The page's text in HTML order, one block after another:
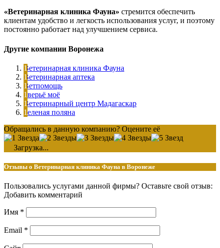
«Ветеринарная клиника Фауна» стремится обеспечить
клиентам удобство и легкость использования услуг, и поэтому
постоянно работает над улучшением сервиса.
Другие компании Воронежа
Ветеринарная клиника Фауна
Ветеринарная аптека
Ветпомощь
Зверьё моё
Ветеринарный центр Мадагаскар
Зеленая поляна
Обращались в данную компанию? Оцените её
Загрузка...
Отзывы о Ветеринарная клиника Фауна в Воронеже
Пользовались услугами данной фирмы? Оставьте свой отзыв:
Добавить комментарий
Имя *
Email *